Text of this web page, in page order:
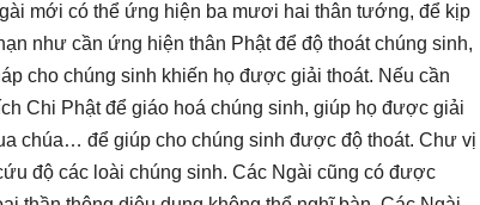
mới có thể ứng hiện ba mươi hai thân tướng, để kịp
như cần ứng hiện thân Phật để độ thoát chúng sinh,
cho chúng sinh khiến họ được giải thoát. Nếu cần
Chi Phật để giáo hoá chúng sinh, giúp họ được giải
chúa… để giúp cho chúng sinh được độ thoát. Chư vị
độ các loài chúng sinh. Các Ngài cũng có được